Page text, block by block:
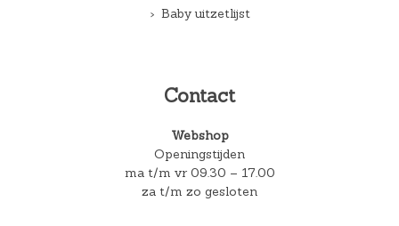
Baby uitzetlijst
Contact
Webshop
Openingstijden
ma t/m vr 09.30 – 17.00
za t/m zo gesloten